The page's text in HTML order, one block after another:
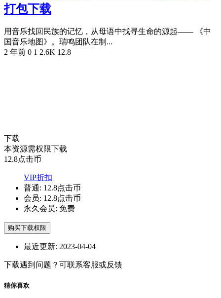
打包下载
用音乐找回民族的记忆，从母语中找寻生命的源起—— 《中
国音乐地图》。瑞鸣团队在制...
2 年前 0 1 2.6K 12.8
下载
本资源需权限下载
12.8点击币
VIP折扣
普通: 12.8点击币
会员: 12.8点击币
永久会员: 免费
购买下载权限
最近更新: 2023-04-04
下载遇到问题？可联系客服或反馈
猜你喜欢